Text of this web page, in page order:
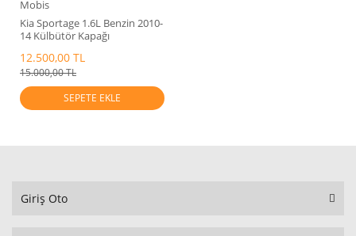
Mobis
Kia Sportage 1.6L Benzin 2010-
14 Külbütör Kapağı
12.500,00 TL
15.000,00 TL
SEPETE EKLE
Giriş Oto